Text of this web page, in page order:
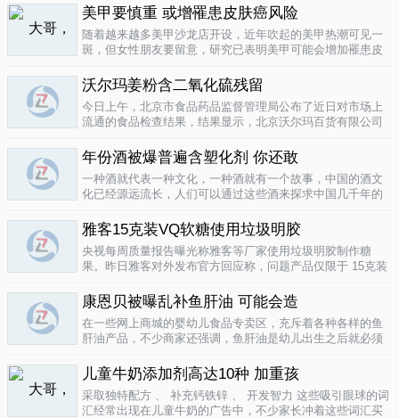
国研究人员让54名男性和女性研究参与者在手腕上戴上监控
器，记录他们在一个星期内晒太阳..
美甲要慎重 或增罹患皮肤癌风险
随着越来越多美甲沙龙店开设，近年吹起的美甲热潮可见一
斑，但女性朋友要留意，研究已表明美甲可能会增加罹患皮
美甲很受欢迎是因为它可以防止指甲断裂。但专家表示，美
甲过程中用以硬化凝胶的光疗..
沃尔玛姜粉含二氧化硫残留
今日上午，北京市食品药品监督管理局公布了近日对市场上
流通的食品检查结果，结果显示，北京沃尔玛百货有限公司
款小食品甜蜜素超标。二氧化硫在我国禁止用于姜粉这类食
物，据市食药监局食品安全专家介绍..
年份酒被爆普遍含塑化剂 你还敢
一种酒就代表一种文化，一种酒就有一个故事，中国的酒文
化已经源远流长，人们可以通过这些酒来探求中国几千年的
有害又不能完全戒掉的原因，因为酒已经不只是一种可以喝
的饮品那么简单，就像茶一样有很厚..
雅客15克装VQ软糖使用垃圾明胶
央视每周质量报告曝光称雅客等厂家使用垃圾明胶制作糖
果。昨日雅客对外发布官方回应称，问题产品仅限于 15克装
生产该产品，并将嘉利达明胶原料全部封存。对已上市流通
产品，雅客表示已于3月15..
康恩贝被曝乱补鱼肝油 可能会造
在一些网上商城的婴幼儿食品专卖区，充斥着各种各样的鱼
肝油产品，不少商家还强调，鱼肝油是幼儿出生之后就必须
孩子服用鱼肝油。而实际上，以食品身份出现的鱼肝油是药
品，过量补充会对孩子产生伤害。在..
儿童牛奶添加剂高达10种 加重孩
采取独特配方 、 补充钙铁锌 、 开发智力 这些吸引眼球的词
汇经常出现在儿童牛奶的广告中，不少家长冲着这些词汇买